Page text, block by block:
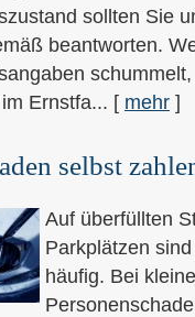
sollten Sie
beantworten.
Ernstfa... [ mehr ]
selbst
Auf überfüllten
Parkplätzen
häufig. Bei